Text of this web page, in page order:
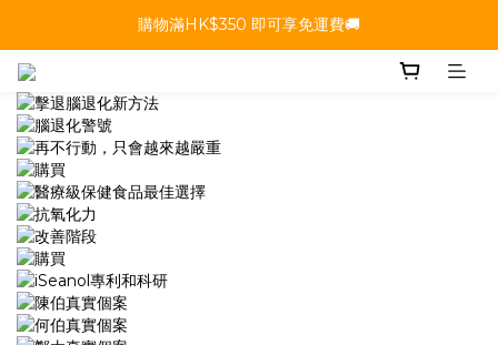
購物滿HK$350 即可享免運費🚚